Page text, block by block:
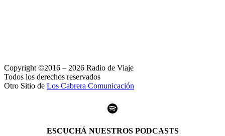
Copyright ©2016 – 2026 Radio de Viaje
Todos los derechos reservados
Otro Sitio de Los Cabrera Comunicación
Spotify
ESCUCHÁ NUESTROS PODCASTS